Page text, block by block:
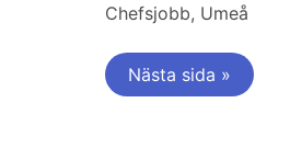
Chefsjobb, Umeå
Nästa sida »